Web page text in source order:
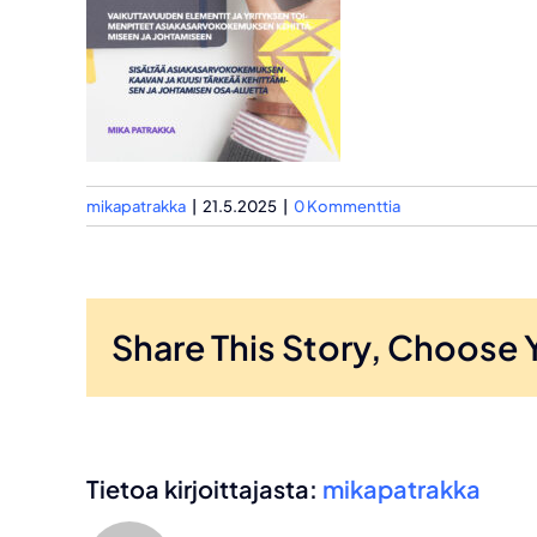
mikapatrakka 21.5.2025 0 Kommenttia
Share This Story, Choose
Tietoa kirjoittajasta: mikapatrakka